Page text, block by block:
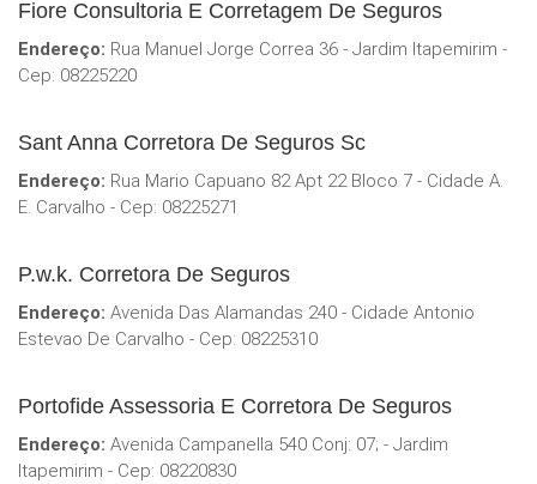
Fiore Consultoria E Corretagem De Seguros
Endereço: Rua Manuel Jorge Correa 36 - Jardim Itapemirim -
Cep: 08225220
Sant Anna Corretora De Seguros Sc
Endereço: Rua Mario Capuano 82 Apt 22 Bloco 7 - Cidade A.
E. Carvalho - Cep: 08225271
P.w.k. Corretora De Seguros
Endereço: Avenida Das Alamandas 240 - Cidade Antonio
Estevao De Carvalho - Cep: 08225310
Portofide Assessoria E Corretora De Seguros
Endereço: Avenida Campanella 540 Conj: 07; - Jardim
Itapemirim - Cep: 08220830